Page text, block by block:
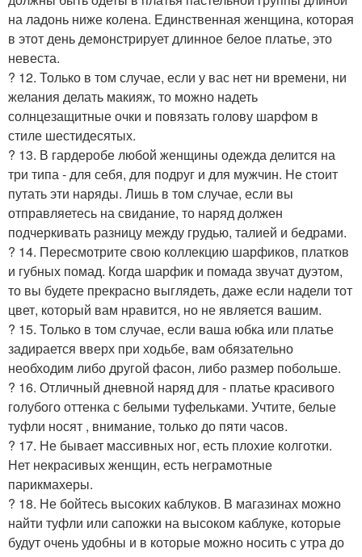
на ладонь ниже колена. Единственная женщина, которая
в этот день демонстрирует длинное белое платье, это
невеста.
? 12. Только в том случае, если у вас нет ни времени, ни
желания делать макияж, то можно надеть
солнцезащитные очки и повязать голову шарфом в
стиле шестидесятых.
? 13. В гардеробе любой женщины одежда делится на
три типа - для себя, для подруг и для мужчин. Не стоит
путать эти наряды. Лишь в том случае, если вы
отправляетесь на свидание, то наряд должен
подчеркивать разницу между грудью, талией и бедрами.
? 14. Пересмотрите свою коллекцию шарфиков, платков
и губных помад. Когда шарфик и помада звучат дуэтом,
то вы будете прекрасно выглядеть, даже если надели тот
цвет, который вам нравится, но не является вашим.
? 15. Только в том случае, если ваша юбка или платье
задирается вверх при ходьбе, вам обязательно
необходим либо другой фасон, либо размер побольше.
? 16. Отличный дневной наряд для - платье красивого
голубого оттенка с белыми туфельками. Учтите, белые
туфли носят , внимание, только до пяти часов.
? 17. Не бывает массивных ног, есть плохие колготки.
Нет некрасивых женщин, есть неграмотные
парикмахеры.
? 18. Не бойтесь высоких каблуков. В магазинах можно
найти туфли или сапожки на высоком каблуке, которые
будут очень удобны и в которые можно носить с утра до